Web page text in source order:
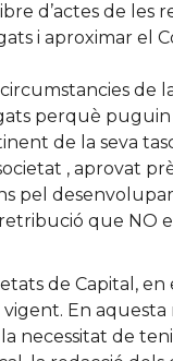
d’actes de les
i aproximar el
de
perquè
de la seva
, aprovat
pel
que NO
de Capital, en
En
necessitat de